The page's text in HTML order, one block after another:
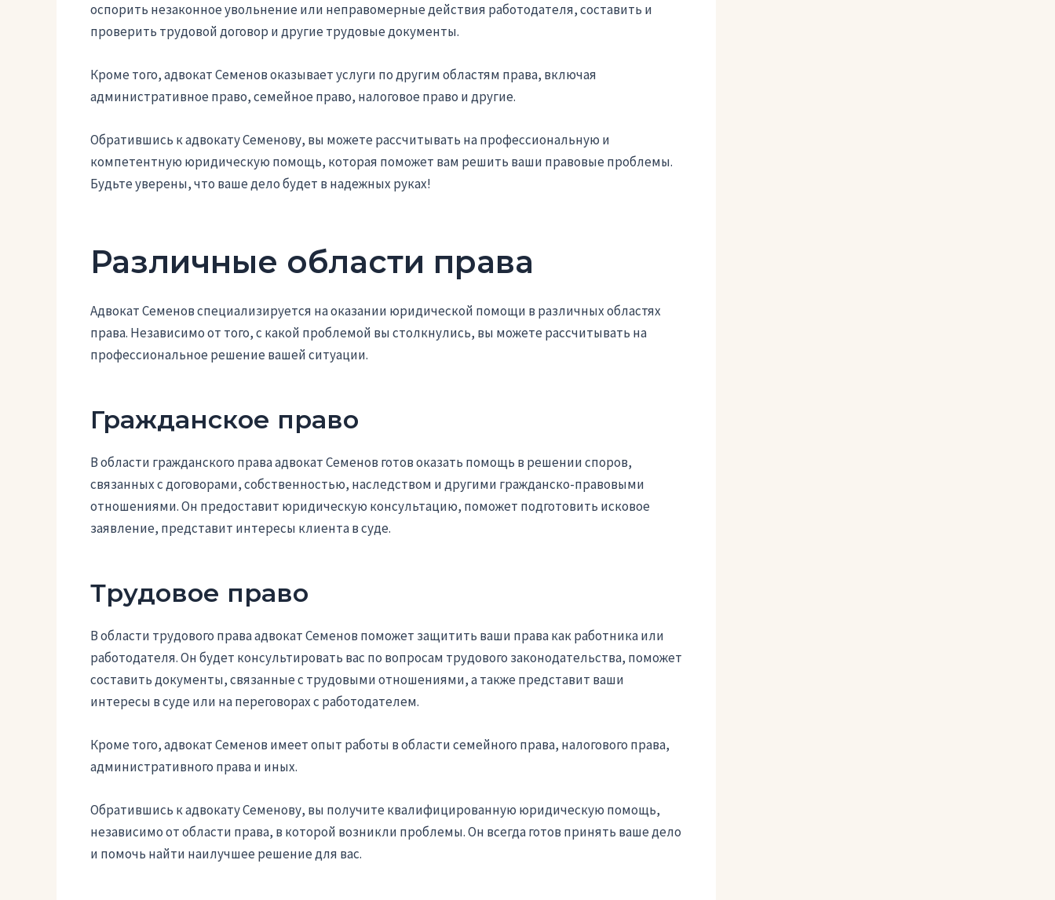
оспорить незаконное увольнение или неправомерные действия работодателя, составить и
проверить трудовой договор и другие трудовые документы.
Кроме того, адвокат Семенов оказывает услуги по другим областям права, включая
административное право, семейное право, налоговое право и другие.
Обратившись к адвокату Семенову, вы можете рассчитывать на профессиональную и
компетентную юридическую помощь, которая поможет вам решить ваши правовые проблемы.
Будьте уверены, что ваше дело будет в надежных руках!
Различные области права
Адвокат Семенов специализируется на оказании юридической помощи в различных областях
права. Независимо от того, с какой проблемой вы столкнулись, вы можете рассчитывать на
профессиональное решение вашей ситуации.
Гражданское право
В области гражданского права адвокат Семенов готов оказать помощь в решении споров,
связанных с договорами, собственностью, наследством и другими гражданско-правовыми
отношениями. Он предоставит юридическую консультацию, поможет подготовить исковое
заявление, представит интересы клиента в суде.
Трудовое право
В области трудового права адвокат Семенов поможет защитить ваши права как работника или
работодателя. Он будет консультировать вас по вопросам трудового законодательства, поможет
составить документы, связанные с трудовыми отношениями, а также представит ваши
интересы в суде или на переговорах с работодателем.
Кроме того, адвокат Семенов имеет опыт работы в области семейного права, налогового права,
административного права и иных.
Обратившись к адвокату Семенову, вы получите квалифицированную юридическую помощь,
независимо от области права, в которой возникли проблемы. Он всегда готов принять ваше дело
и помочь найти наилучшее решение для вас.